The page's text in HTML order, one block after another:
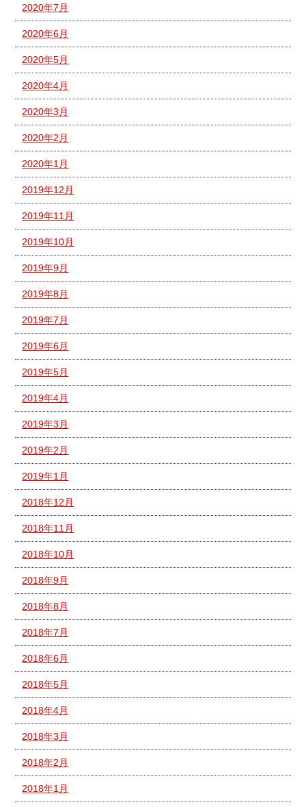
2020年7月
2020年6月
2020年5月
2020年4月
2020年3月
2020年2月
2020年1月
2019年12月
2019年11月
2019年10月
2019年9月
2019年8月
2019年7月
2019年6月
2019年5月
2019年4月
2019年3月
2019年2月
2019年1月
2018年12月
2018年11月
2018年10月
2018年9月
2018年8月
2018年7月
2018年6月
2018年5月
2018年4月
2018年3月
2018年2月
2018年1月